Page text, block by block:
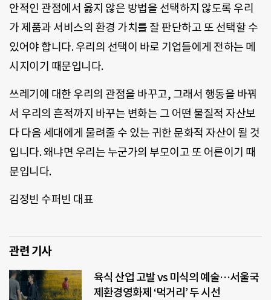
안적인 관점에서 옳지 않은 방법을 선택하지 않도록 우리
가 제품과 서비스의 환경 가치를 잘 판단하고 또 선택할 수
있어야 합니다. 우리의 선택이 바로 기업들에게 전하는 메
시지이기 때문입니다.
쓰레기에 대한 우리의 관점을 바꾸고, 그래서 행동을 바꿔
서 우리의 흔적까지 바꾸는 변화는 그 어떤 물질적 자산보
다 다음 세대에게 물려줄 수 있는 귀한 문화적 자산이 될 것
입니다. 왜냐면 우리는 누군가의 부모이고 또 어른이기 때
문입니다.
김정빈 수퍼빈 대표
관련 기사
육식 산업 고발 vs 미식의 예술…서울국
제환경영화제 ‘먹거리’ 두 시선